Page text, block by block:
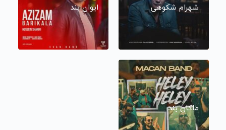
شهرام شکوهی ایوان بند
ماکان بند